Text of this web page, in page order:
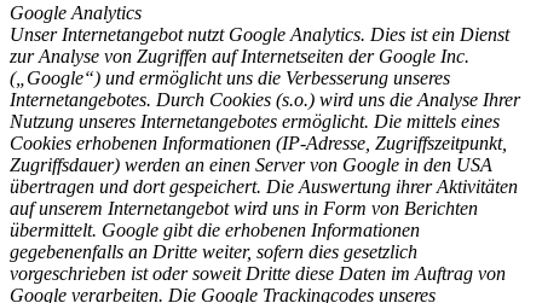
Google Analytics
Unser Internetangebot nutzt Google Analytics. Dies ist ein Dienst
zur Analyse von Zugriffen auf Internetseiten der Google Inc.
(„Google“) und ermöglicht uns die Verbesserung unseres
Internetangebotes. Durch Cookies (s.o.) wird uns die Analyse Ihrer
Nutzung unseres Internetangebotes ermöglicht. Die mittels eines
Cookies erhobenen Informationen (IP-Adresse, Zugriffszeitpunkt,
Zugriffsdauer) werden an einen Server von Google in den USA
übertragen und dort gespeichert. Die Auswertung ihrer Aktivitäten
auf unserem Internetangebot wird uns in Form von Berichten
übermittelt. Google gibt die erhobenen Informationen
gegebenenfalls an Dritte weiter, sofern dies gesetzlich
vorgeschrieben ist oder soweit Dritte diese Daten im Auftrag von
Google verarbeiten. Die Google Trackingcodes unseres